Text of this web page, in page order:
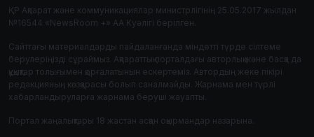
ҚР Ақпарат және коммуникациялар министрлігінің 25.05.2017 жылдан
№16544 «NewsRoom +» АА Куәлігі берілген.
Сайттағы материалдарды пайдаланғанда міндетті түрде сілтеме
берулеріңізді сұраймыз. Ақпараттық порталдағы авторлық және басқа да
құқықтар толығымен қорғалатынын ескертеміз. Автордың жеке пікірі
редакцияның көзқарасы болып саналмайды. Жарнама мен түрлі
хабарландыруларға жарнама беруші жауапты.
Портал жаңалықтары 18 жастан асқан оқырмандар назарына.